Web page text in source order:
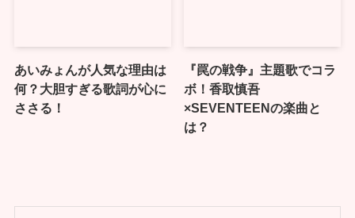
あいみょんが人気な理由は
何？大胆すぎる歌詞が心に
ささる！
『罠の戦争』主題歌でコラ
ボ！香取慎吾
×SEVENTEENの楽曲と
は？